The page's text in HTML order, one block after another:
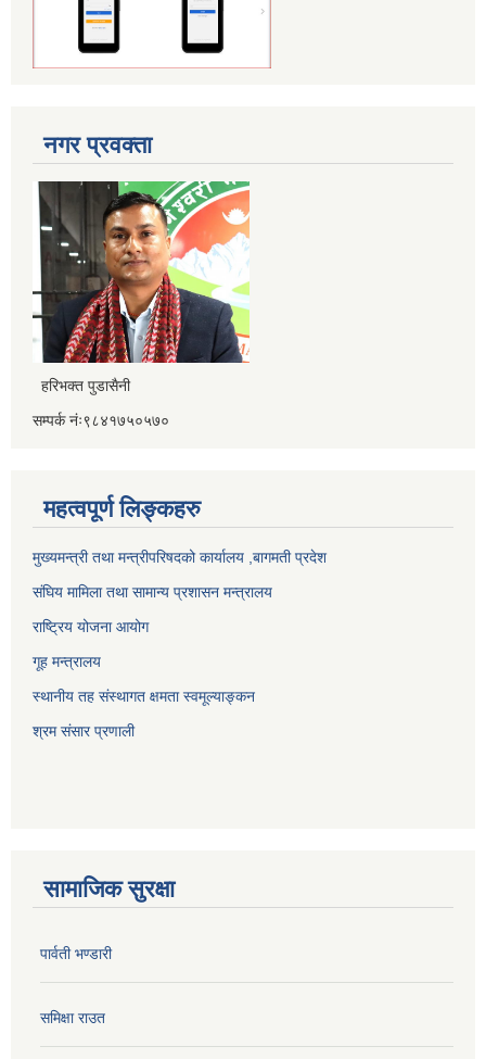
नगर प्रवक्ता
हरिभक्त पुडासैनी
सम्पर्क नंः९८४१७५०५७०
महत्वपूर्ण लिङ्कहरु
मुख्यमन्त्री तथा मन्त्रीपरिषदको कार्यालय ,बागमती प्रदेश
संघिय मामिला तथा सामान्य प्रशासन मन्त्रालय
राष्ट्रिय योजना आयोग
गूह मन्त्रालय
स्थानीय तह संस्थागत क्षमता स्वमूल्याङ्कन
श्रम संसार प्रणाली
सामाजिक सुरक्षा
पार्वती भण्डारी
समिक्षा राउत